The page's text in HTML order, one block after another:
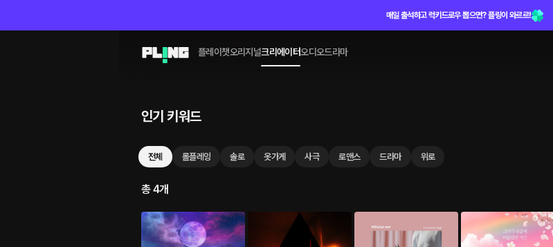
매일 출석하고 럭키드로우 뽑으면? 플링이 와르르!
플레이챗오리지널크리에이터오디오드라마
인기 키워드
전체 롤플레잉 솔로 옷가게 사극 로맨스 드라마 위로
총 4개